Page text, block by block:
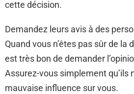
cette décision.
Demandez leurs avis à des
Quand vous n’êtes pas sûr de la
est très bon de demander
Assurez-vous simplement qu’ils
mauvaise influence sur vous.